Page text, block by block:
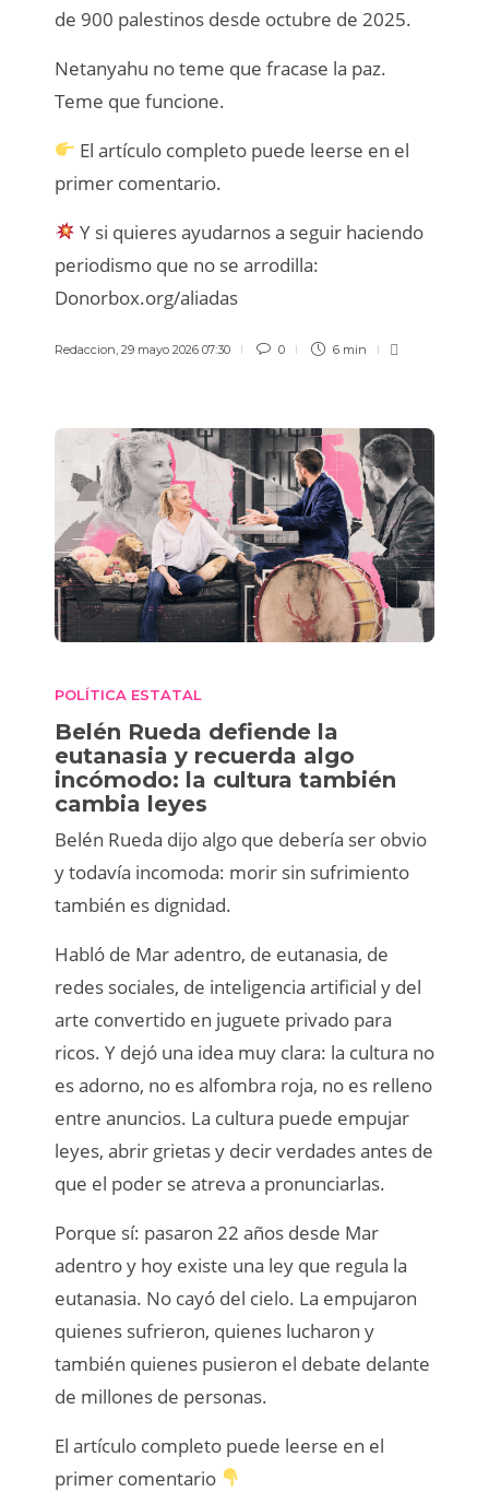
de 900 palestinos desde octubre de 2025.
Netanyahu no teme que fracase la paz.
Teme que funcione.
El artículo completo puede leerse en el
primer comentario.
Y si quieres ayudarnos a seguir haciendo
periodismo que no se arrodilla:
Donorbox.org/aliadas
Redaccion 29 mayo 2026 07:30 0 6 min
POLÍTICA ESTATAL
Belén Rueda defiende la
eutanasia y recuerda algo
incómodo: la cultura también
cambia leyes
Belén Rueda dijo algo que debería ser obvio
y todavía incomoda: morir sin sufrimiento
también es dignidad.
Habló de Mar adentro, de eutanasia, de
redes sociales, de inteligencia artificial y del
arte convertido en juguete privado para
ricos. Y dejó una idea muy clara: la cultura no
es adorno, no es alfombra roja, no es relleno
entre anuncios. La cultura puede empujar
leyes, abrir grietas y decir verdades antes de
que el poder se atreva a pronunciarlas.
Porque sí: pasaron 22 años desde Mar
adentro y hoy existe una ley que regula la
eutanasia. No cayó del cielo. La empujaron
quienes sufrieron, quienes lucharon y
también quienes pusieron el debate delante
de millones de personas.
El artículo completo puede leerse en el
primer comentario